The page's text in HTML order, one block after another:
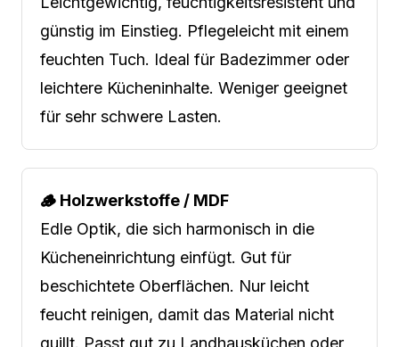
günstig im Einstieg. Pflegeleicht mit einem
feuchten Tuch. Ideal für Badezimmer oder
leichtere Kücheninhalte. Weniger geeignet
für sehr schwere Lasten.
🪵 Holzwerkstoffe / MDF
Edle Optik, die sich harmonisch in die
Kücheneinrichtung einfügt. Gut für
beschichtete Oberflächen. Nur leicht
feucht reinigen, damit das Material nicht
quillt. Passt gut zu Landhausküchen oder